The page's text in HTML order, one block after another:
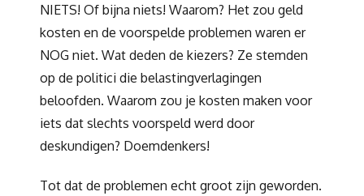
NIETS! Of bijna niets! Waarom? Het zou geld
kosten en de voorspelde problemen waren er
NOG niet. Wat deden de kiezers? Ze stemden
op de politici die belastingverlagingen
beloofden. Waarom zou je kosten maken voor
iets dat slechts voorspeld werd door
deskundigen? Doemdenkers!
Tot dat de problemen echt groot zijn geworden.